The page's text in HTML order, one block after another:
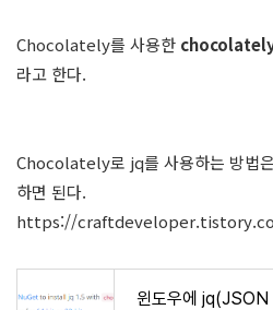
Chocolately를 사용한
라고 한다.
Chocolately로 jq를 사용하는 방법
하면 된다.
https://
윈도우에 jq(JSON